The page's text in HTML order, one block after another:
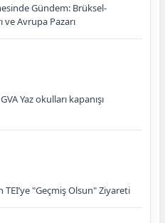
Gündem: Brüksel-
ve Avrupa Pazarı
Yaz okulları kapanışı
TEI’ye "Geçmiş Olsun" Ziyareti